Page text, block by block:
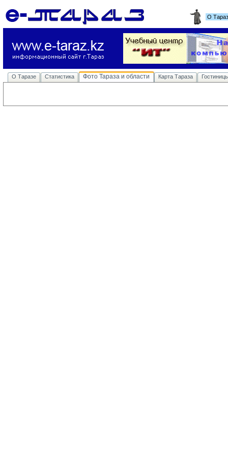
О
О Таразе Статистика Фото Тараза и области Карта Тараза